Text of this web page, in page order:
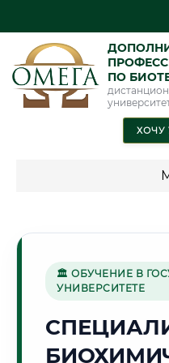
ПО
ХОЧУ
Г.
🏛 ОБУЧЕНИЕ В
УНИВЕРСИТЕТЕ